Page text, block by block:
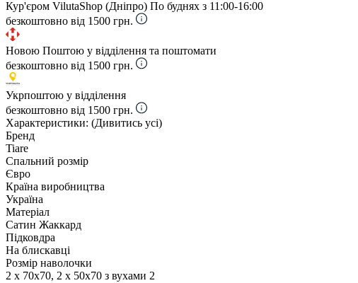
Кур'єром VilutaShop (Дніпро) По буднях з 11:00-16:00
безкоштовно від 1500 грн.
Новою Поштою у відділення та поштомати
безкоштовно від 1500 грн.
Укрпоштою у відділення
безкоштовно від 1500 грн.
Характеристики: (Дивитись усі)
Бренд
Tiare
Спальний розмір
Євро
Країна виробництва
Україна
Матеріал
Сатин Жаккард
Підковдра
На блискавці
Розмір наволочки
2 х 70х70, 2 х 50х70 з вухами 2